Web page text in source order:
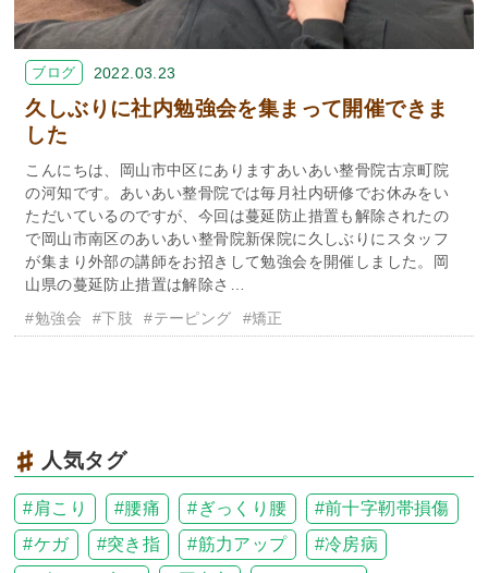
ブログ 2022.03.23
久しぶりに社内勉強会を集まって開催できま
した
こんにちは、岡山市中区にありますあいあい整骨院古京町院
の河知です。あいあい整骨院では毎月社内研修でお休みをい
ただいているのですが、今回は蔓延防止措置も解除されたの
で岡山市南区のあいあい整骨院新保院に久しぶりにスタッフ
が集まり外部の講師をお招きして勉強会を開催しました。岡
山県の蔓延防止措置は解除さ…
#勉強会
#下肢 #テーピング #矯正
人気タグ
肩こり 腰痛 ぎっくり腰
前十字靭帯損傷
ケガ
突き指 筋力アップ
冷房病